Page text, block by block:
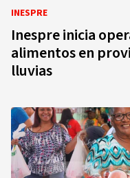
INESPRE
Inespre inicia
alimentos en
lluvias